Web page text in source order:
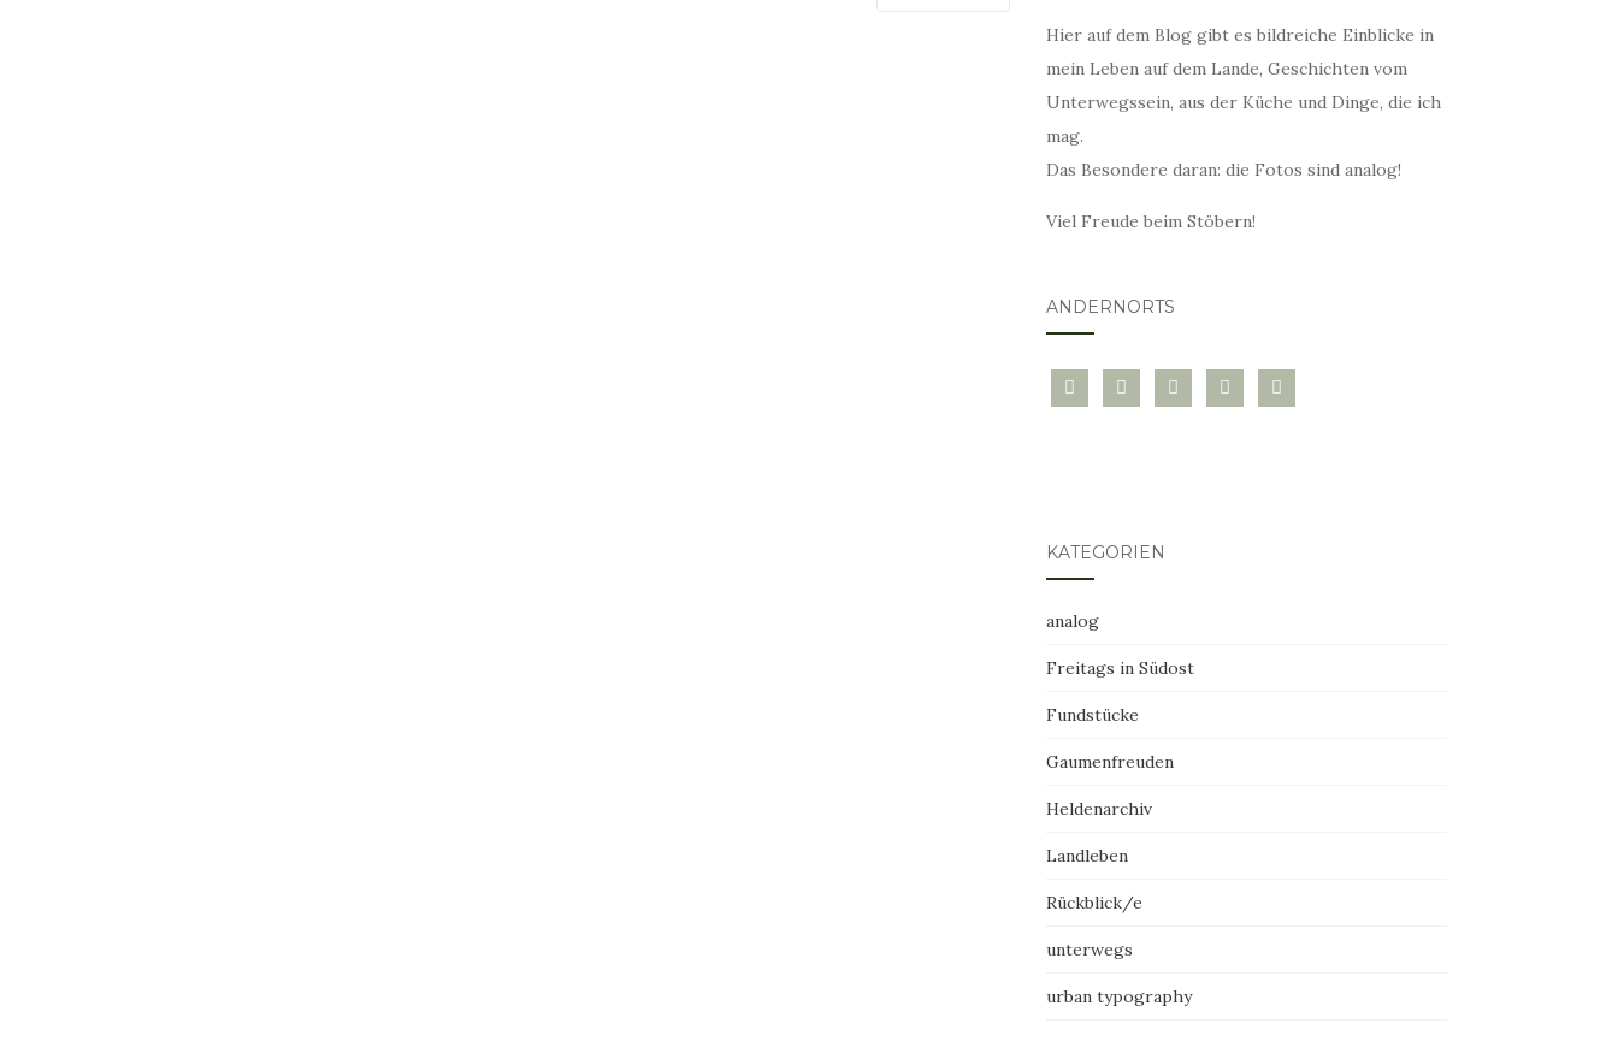
Hier auf dem Blog gibt es bildreiche Einblicke in
mein Leben auf dem Lande, Geschichten vom
Unterwegssein, aus der Küche und Dinge, die ich
mag.
Das Besondere daran: die Fotos sind analog!
Viel Freude beim Stöbern!
ANDERNORTS
bloglovininstagramtwitter pinterest
mail
KATEGORIEN
analog
Freitags in Südost
Fundstücke
Gaumenfreuden
Heldenarchiv
Landleben
Rückblick/e
unterwegs
urban typography